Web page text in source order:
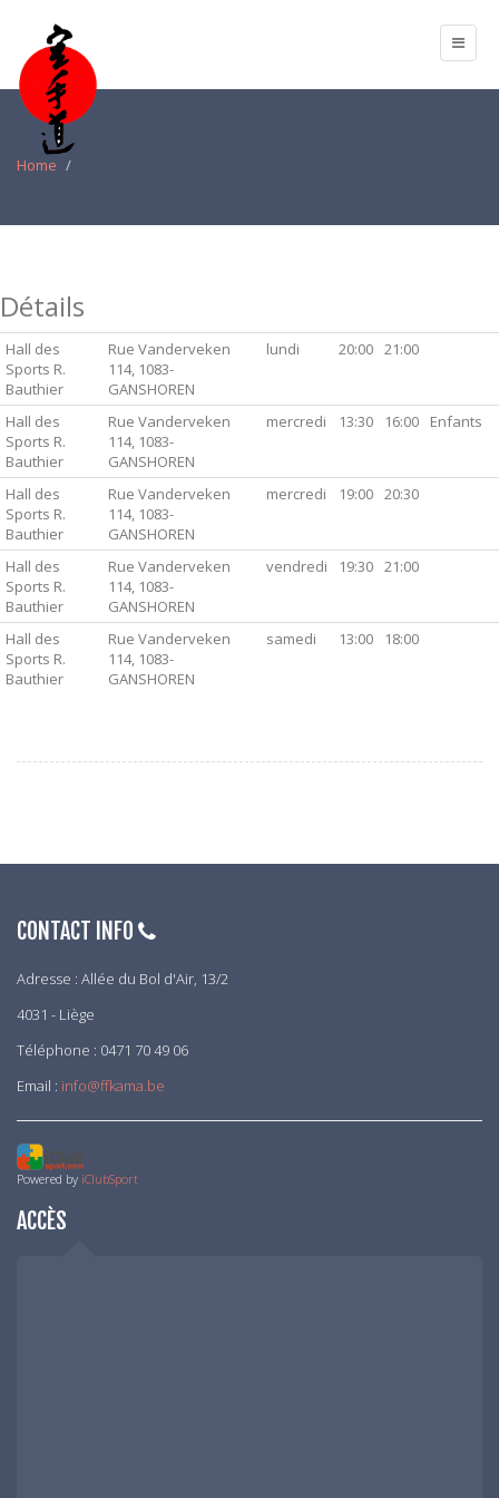
Home
Détails
Hall des
Sports R.
Bauthier
Rue Vanderveken
114, 1083-
GANSHOREN
lundi 20:00 21:00
Hall des
Sports R.
Bauthier
Rue Vanderveken
114, 1083-
GANSHOREN
mercredi 13:30 16:00 Enfants
Hall des
Sports R.
Bauthier
Rue Vanderveken
114, 1083-
GANSHOREN
mercredi 19:00 20:30
Hall des
Sports R.
Bauthier
Rue Vanderveken
114, 1083-
GANSHOREN
vendredi 19:30 21:00
Hall des
Sports R.
Bauthier
Rue Vanderveken
114, 1083-
GANSHOREN
samedi 13:00 18:00
CONTACT INFO
Adresse : Allée du Bol d'Air, 13/2
4031 - Liège
Téléphone : 0471 70 49 06
Email : info@ffkama.be
Powered by iClubSport
ACCÈS